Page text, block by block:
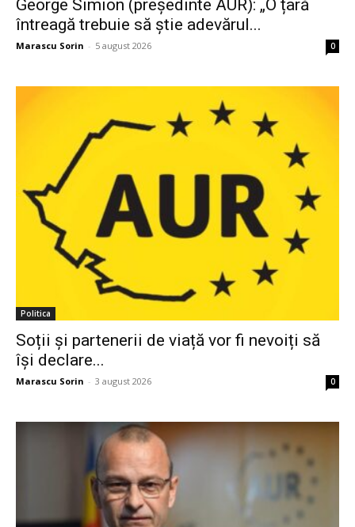
George Simion (președinte AUR): „O țară
întreagă trebuie să știe adevărul...
Marascu Sorin - 5 august 2026 0
Politica
Soții și partenerii de viață vor fi nevoiți să
își declare...
Marascu Sorin - 3 august 2026 0